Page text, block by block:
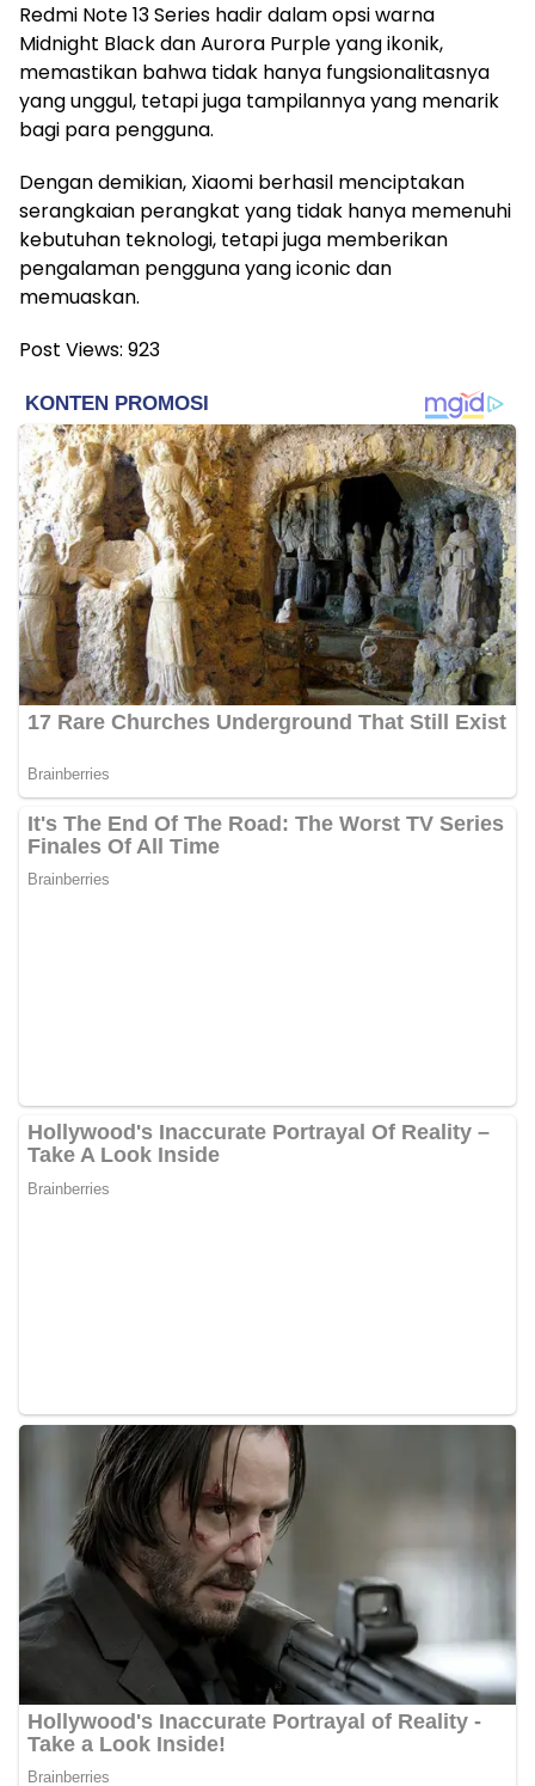
Redmi Note 13 Series hadir dalam opsi warna
Midnight Black dan Aurora Purple yang ikonik,
memastikan bahwa tidak hanya fungsionalitasnya
yang unggul, tetapi juga tampilannya yang menarik
bagi para pengguna.
Dengan demikian, Xiaomi berhasil menciptakan
serangkaian perangkat yang tidak hanya memenuhi
kebutuhan teknologi, tetapi juga memberikan
pengalaman pengguna yang iconic dan
memuaskan.
Post Views: 923